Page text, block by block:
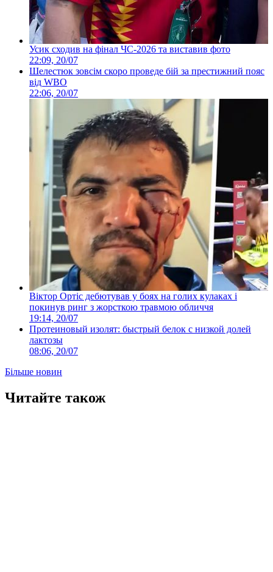
Усик сходив на фінал ЧС-2026 та виставив фото
22:09, 20/07
Шелестюк зовсім скоро проведе бій за престижний пояс
від WBO
22:06, 20/07
Віктор Ортіс дебютував у боях на голих кулаках і
покинув ринг з жорсткою травмою обличчя
19:14, 20/07
Протеиновый изолят: быстрый белок с низкой долей
лактозы
08:06, 20/07
Більше новин
Читайте також